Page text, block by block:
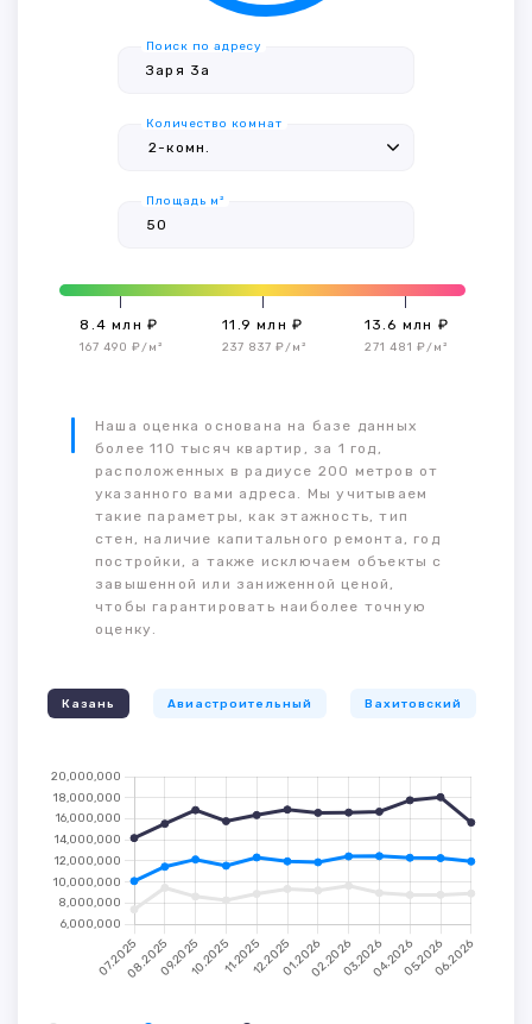
Поиск по адресу
Количество комнат
Площадь м²
8.4 млн ₽
167 490 ₽/м²
11.9 млн ₽
237 837 ₽/м²
13.6 млн ₽
271 481 ₽/м²
Наша оценка основана на базе данных
более 110 тысяч квартир, за 1 год,
расположенных в радиусе 200 метров от
указанного вами адреса. Мы учитываем
такие параметры, как этажность, тип
стен, наличие капитального ремонта, год
постройки, а также исключаем объекты с
завышенной или заниженной ценой,
чтобы гарантировать наиболее точную
оценку.
Казань Авиастроительный Вахитовский